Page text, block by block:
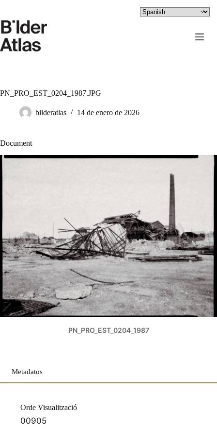
contenido
PN_PRO_EST_0204_1987.JPG
bilderatlas 14 de enero de 2026
Document
PN_PRO_EST_0204_1987
Metadatos
Orde Visualització
00905